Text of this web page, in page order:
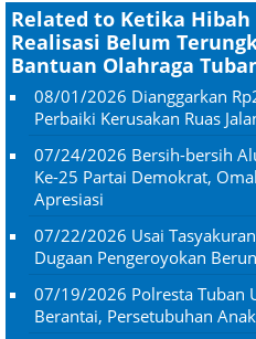
Related to Ketika
Realisasi Belum
Bantuan Olahraga
08/01/2026 Dianggarkan
Perbaiki Kerusakan Ruas
07/24/2026 Bersih-bersih
Ke-25 Partai Demokrat,
Apresiasi
07/22/2026 Usai
Dugaan Pengeroyokan
07/19/2026 Polresta Tuban
Berantai, Persetubuhan